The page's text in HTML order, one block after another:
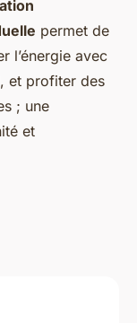
permet de
l’énergie avec
et profiter des
; une
et